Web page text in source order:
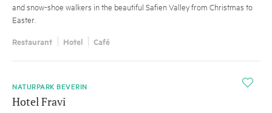
and snow-shoe walkers in the beautiful Safien Valley from Christmas to
Easter.
Restaurant Hotel Café
i
NATURPARK BEVERIN
Hotel Fravi